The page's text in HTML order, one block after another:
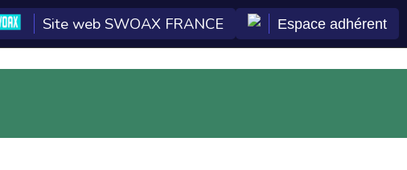
Site web SWOAX FRANCE Espace adhérent
Econeto